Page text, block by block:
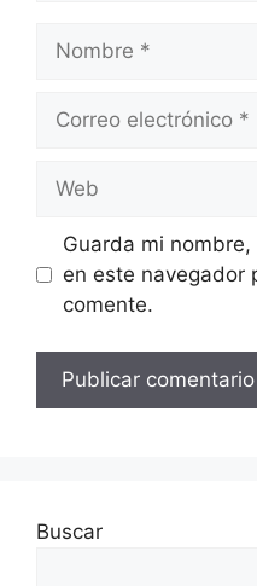
Nombre
Correo
Web
Guarda mi
en este navegador
comente.
Buscar